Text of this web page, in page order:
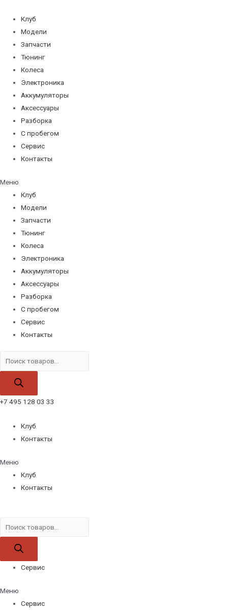
содержимому
Клуб
Модели
Запчасти
Тюнинг
Колеса
Электроника
Аккумуляторы
Аксессуары
Разборка
С пробегом
Сервис
Контакты
Меню
Клуб
Модели
Запчасти
Тюнинг
Колеса
Электроника
Аккумуляторы
Аксессуары
Разборка
С пробегом
Сервис
Контакты
товаров
+7 495 128 03 33
Клуб
Контакты
Меню
Клуб
Контакты
товаров
Сервис
Меню
Сервис